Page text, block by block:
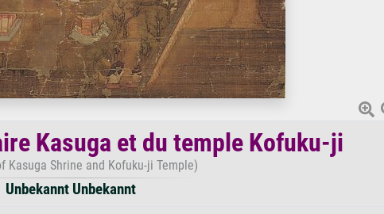
Kasuga et du temple Kofuku-ji
Kasuga Shrine and Kofuku-ji Temple)
Unbekannt Unbekannt